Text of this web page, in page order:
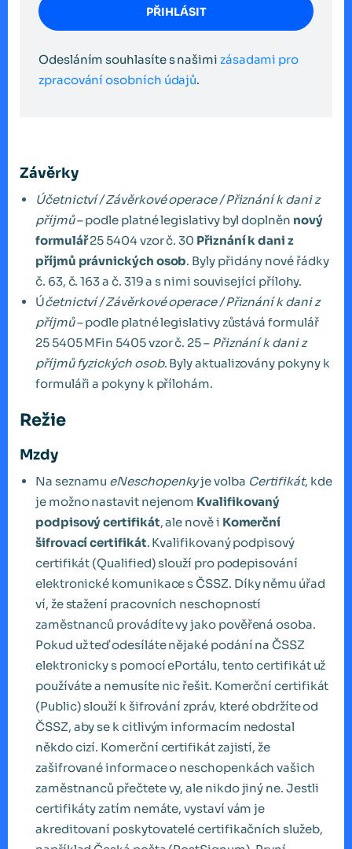
PŘIHLÁSIT
Odesláním souhlasíte s našimi zásadami pro
zpracování osobních údajů.
Závěrky
Účetnictví / Závěrkové operace / Přiznání k dani z
příjmů– podle platné legislativy byl doplněn nový
formulář25 5404 vzor č. 30 Přiznání k dani z
příjmů právnických osob. Byly přidány nové řádky
č. 63, č. 163 a č. 319 a s nimi související přílohy.
Účetnictví / Závěrkové operace / Přiznání k dani z
příjmů– podle platné legislativy zůstává formulář
25 5405 MFin 5405 vzor č. 25 – Přiznání k dani z
příjmů fyzických osob. Byly aktualizovány pokyny k
formuláři a pokyny k přílohám.
Režie
Mzdy
Na seznamu eNeschopenkyje volba Certifikát, kde
je možno nastavit nejenom Kvalifikovaný
podpisový certifikát, ale nově i Komerční
šifrovací certifikát. Kvalifikovaný podpisový
certifikát (Qualified) slouží pro podepisování
elektronické komunikace s ČSSZ. Díky němu úřad
ví, že stažení pracovních neschopností
zaměstnanců provádíte vy jako pověřená osoba.
Pokud už teď odesíláte nějaké podání na ČSSZ
elektronicky s pomocí ePortálu, tento certifikát už
používáte a nemusíte nic řešit. Komerční certifikát
(Public) slouží k šifrování zpráv, které obdržíte od
ČSSZ, aby se k citlivým informacím nedostal
někdo cizí. Komerční certifikát zajistí, že
zašifrované informace o neschopenkách vašich
zaměstnanců přečtete vy, ale nikdo jiný ne. Jestli
certifikáty zatím nemáte, vystaví vám je
akreditovaní poskytovatelé certifikačních služeb,